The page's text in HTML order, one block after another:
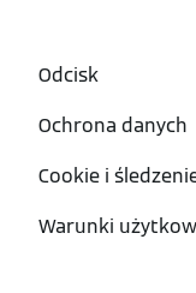
Odcisk
Ochrona danych
Cookie i
Warunki